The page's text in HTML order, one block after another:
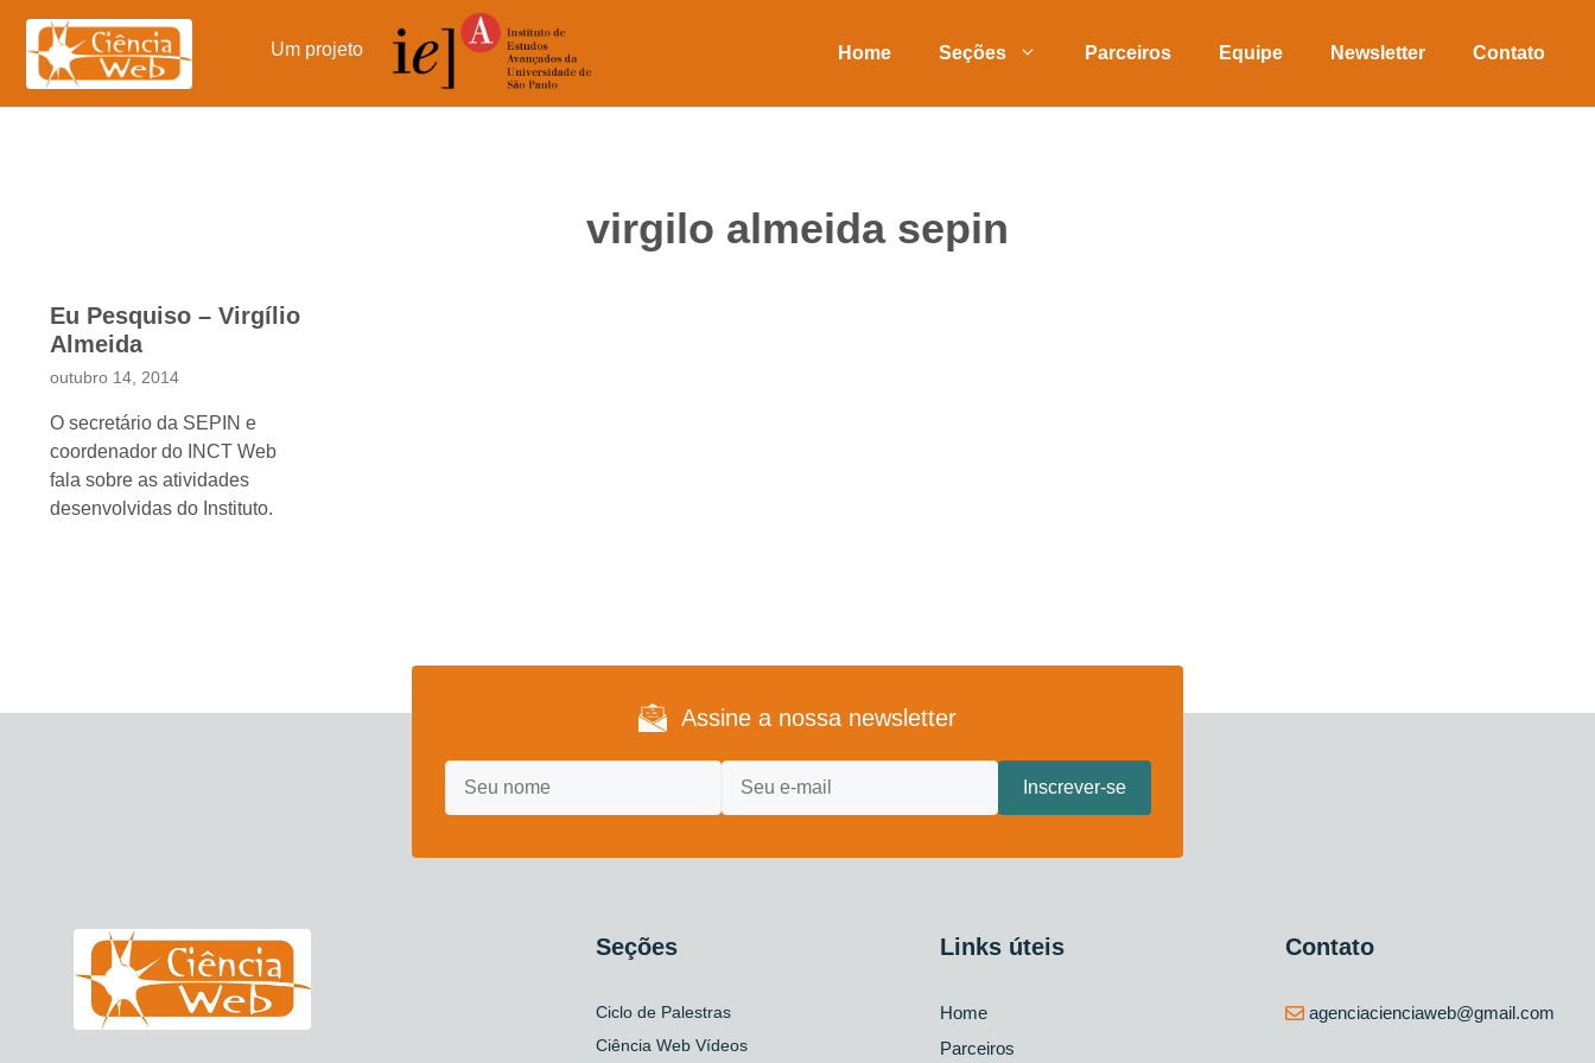
Um projeto Home Seções Parceiros Equipe Newsletter Contato
virgilo almeida sepin
Eu Pesquiso – Virgílio
Almeida
outubro 14, 2014
O secretário da SEPIN e
coordenador do INCT Web
fala sobre as atividades
desenvolvidas do Instituto.
Assine a nossa newsletter
Seções
Ciclo de Palestras
Ciência Web Vídeos
Links úteis
Home
Parceiros
Contato
agenciacienciaweb@gmail.com